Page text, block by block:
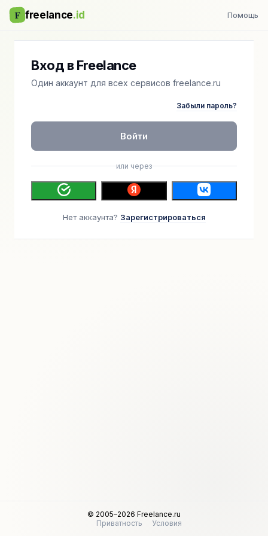
F freelance.id Помощь
Вход в Freelance
Один аккаунт для всех сервисов freelance.ru
Забыли пароль?
Войти
или через
Нет аккаунта? Зарегистрироваться
© 2005–2026 Freelance.ru
Приватность
Условия